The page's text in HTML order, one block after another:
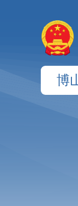
博